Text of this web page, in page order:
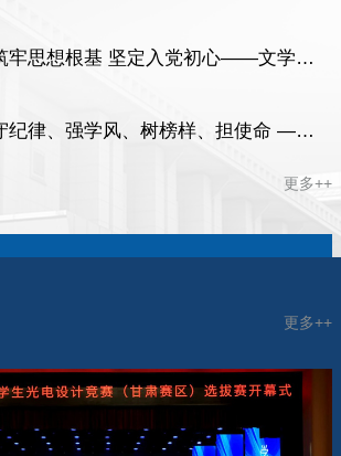
筑牢思想根基 坚定入党初心——文学院、传媒工程学院、社会体育学院入党积极分子培训班顺利开班
守纪律、强学风、树榜样、担使命 ——学院扎实推进2026年度学风建设专项活动
更多++
2：2026-2027学年赴山东大学交流生信
模板(1)
更多++